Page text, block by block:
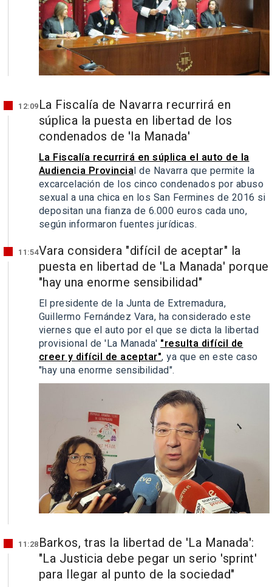
12:09La Fiscalía de Navarra recurrirá en
súplica la puesta en libertad de los
condenados de 'la Manada'
La Fiscalía recurrirá en súplica el auto de la
Audiencia Provincial de Navarra que permite la
excarcelación de los cinco condenados por abuso
sexual a una chica en los San Fermines de 2016 si
depositan una fianza de 6.000 euros cada uno,
según informaron fuentes jurídicas.
11:54Vara considera "difícil de aceptar" la
puesta en libertad de 'La Manada' porque
"hay una enorme sensibilidad"
El presidente de la Junta de Extremadura,
Guillermo Fernández Vara, ha considerado este
viernes que el auto por el que se dicta la libertad
provisional de 'La Manada' "resulta difícil de
creer y difícil de aceptar", ya que en este caso
"hay una enorme sensibilidad".
11:28Barkos, tras la libertad de 'La Manada':
"La Justicia debe pegar un serio 'sprint'
para llegar al punto de la sociedad"